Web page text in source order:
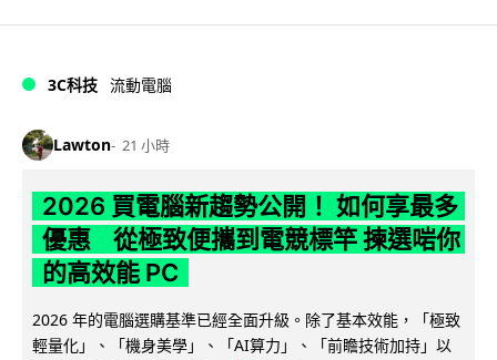
3C科技 流動電腦
Lawton 21 小時
2026 買電腦新趨勢公開！ 如何享最多
優惠 從極致便攜到電競標竿 揀選啱你
的高效能 PC
2026 年的電腦選購基準已經全面升級。除了基本效能，「極致
輕量化」、「機身美學」、「AI算力」、「前瞻技術加持」以